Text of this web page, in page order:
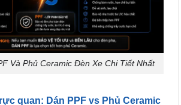
Và Phủ Ceramic Đèn Xe Chi Tiết Nhất
quan: Dán PPF vs Phủ Ceramic